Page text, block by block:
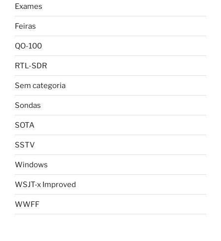
Exames
Feiras
QO-100
RTL-SDR
Sem categoria
Sondas
SOTA
SSTV
Windows
WSJT-x Improved
WWFF